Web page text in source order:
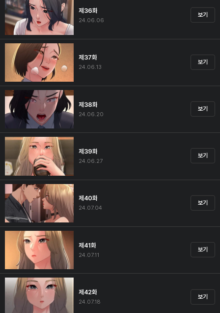
제36화
24.06.06
보기
제37화
24.06.13
보기
제38화
24.06.20
보기
제39화
24.06.27
보기
제40화
24.07.04
보기
제41화
24.07.11
보기
제42화
24.07.18
보기